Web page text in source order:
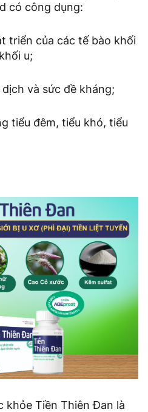
có công dụng:
triển của các tế bào khối
u;
và sức đề kháng;
tiểu đêm, tiểu khó, tiểu
khỏe Tiền Thiên Đan là